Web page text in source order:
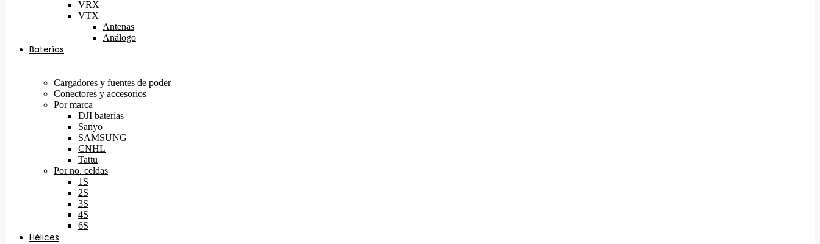
VRX
VTX
Antenas
Análogo
Baterías
Cargadores y fuentes de poder
Conectores y accesorios
Por marca
DJI baterías
Sanyo
SAMSUNG
CNHL
Tattu
Por no. celdas
1S
2S
3S
4S
6S
Hélices